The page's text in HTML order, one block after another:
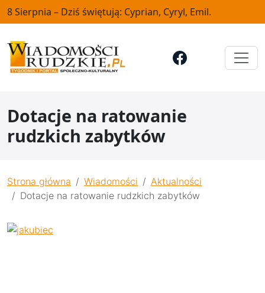
8 Sierpnia – Dziś świętują: Cyprian, Cyryl, Emil.
Dotacje na ratowanie
rudzkich zabytków
Strona główna Wiadomości
Aktualności
Dotacje na ratowanie rudzkich zabytków